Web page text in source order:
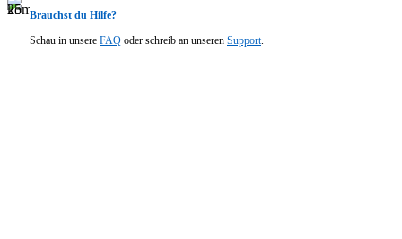
Brauchst du Hilfe?
Schau in unsere FAQ oder schreib an unseren Support.